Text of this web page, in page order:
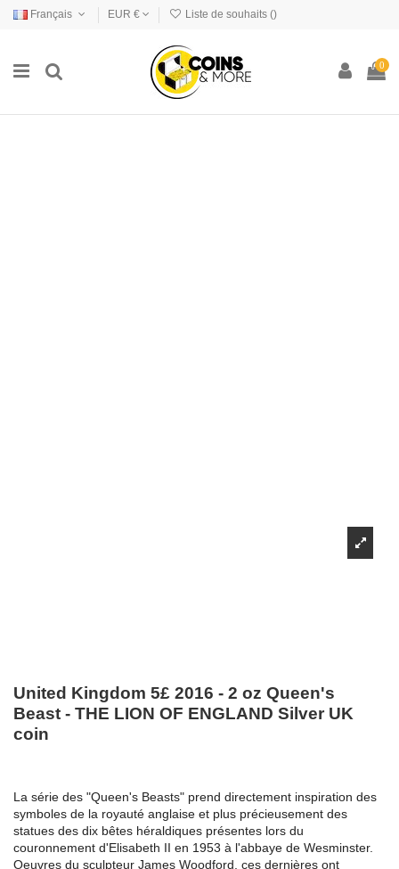
Français EUR € Liste de souhaits ()
0
United Kingdom 5£ 2016 - 2 oz Queen's
Beast - THE LION OF ENGLAND Silver UK
coin
La série des "Queen's Beasts" prend directement inspiration des
symboles de la royauté anglaise et plus précieusement des
statues des dix bêtes héraldiques présentes lors du
couronnement d'Elisabeth II en 1953 à l'abbaye de Wesminster.
Oeuvres du sculpteur James Woodford, ces dernières ont